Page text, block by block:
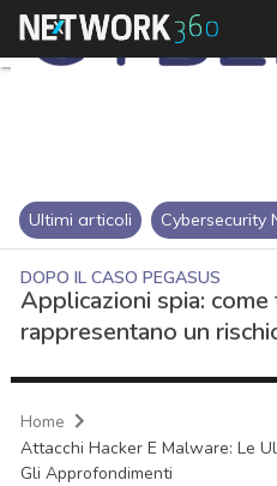
Ultimi articoli Cybersecurity
DOPO IL CASO PEGASUS
Applicazioni spia:
rappresentano un
Home
Attacchi Hacker E Malware: Le
Gli Approfondimenti